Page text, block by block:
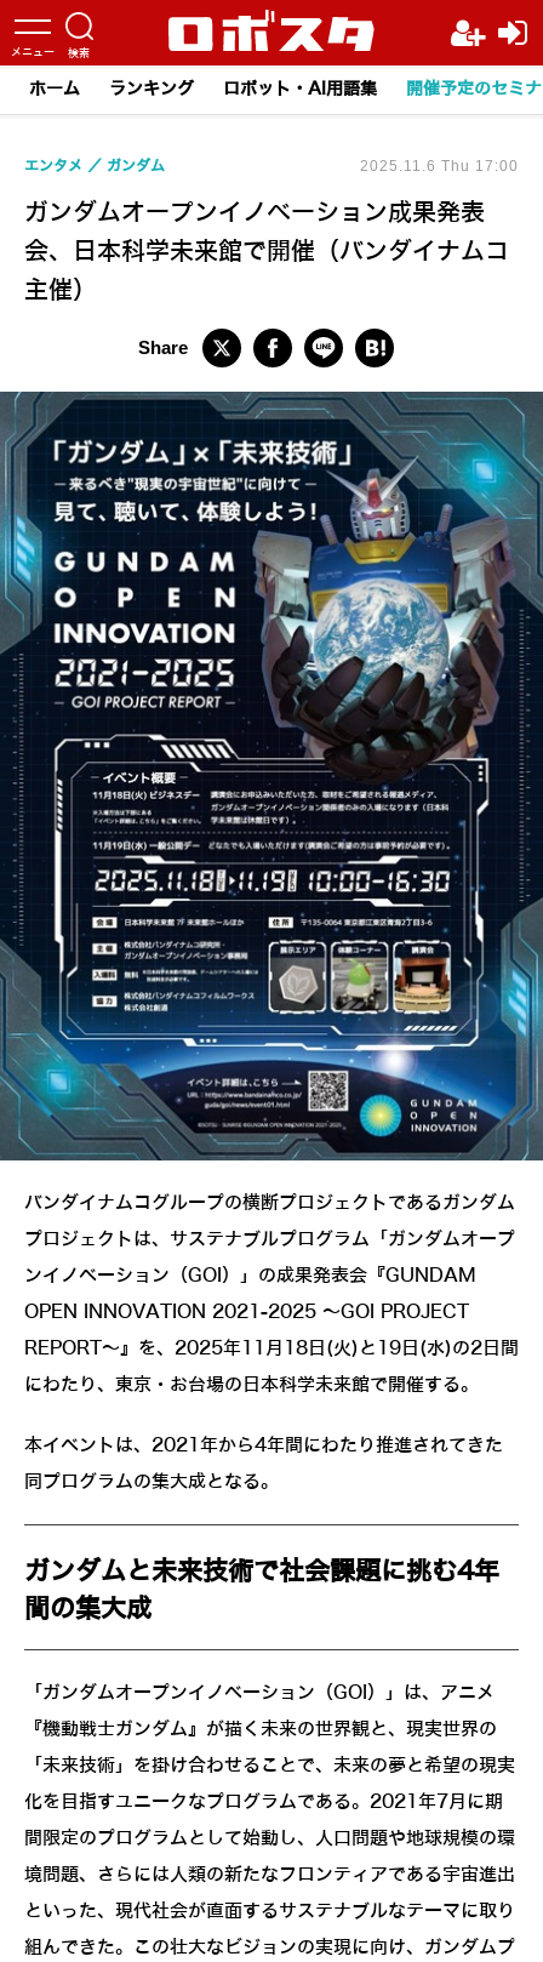
ホーム ランキング ロボット・AI用語集 開催予定のセミ
ガンダムオープンイノベーション成果発表
会、日本科学未来館で開催（バンダイナムコ
主催）
エンタメ ガンダム 2025.11.6 Thu 17:00
バンダイナムコグループの横断プロジェクトであるガンダム
プロジェクトは、サステナブルプログラム「ガンダムオープ
ンイノベーション（GOI）」の成果発表会『GUNDAM
OPEN INNOVATION 2021-2025 ～GOI PROJECT
REPORT～』を、2025年11月18日(火)と19日(水)の2日間
にわたり、東京・お台場の日本科学未来館で開催する。
本イベントは、2021年から4年間にわたり推進されてきた
同プログラムの集大成となる。
ガンダムと未来技術で社会課題に挑む4年
間の集大成
「ガンダムオープンイノベーション（GOI）」は、アニメ
『機動戦士ガンダム』が描く未来の世界観と、現実世界の
「未来技術」を掛け合わせることで、未来の夢と希望の現実
化を目指すユニークなプログラムである。2021年7月に期
間限定のプログラムとして始動し、人口問題や地球規模の環
境問題、さらには人類の新たなフロンティアである宇宙進出
といった、現代社会が直面するサステナブルなテーマに取り
組んできた。この壮大なビジョンの実現に向け、ガンダムプ